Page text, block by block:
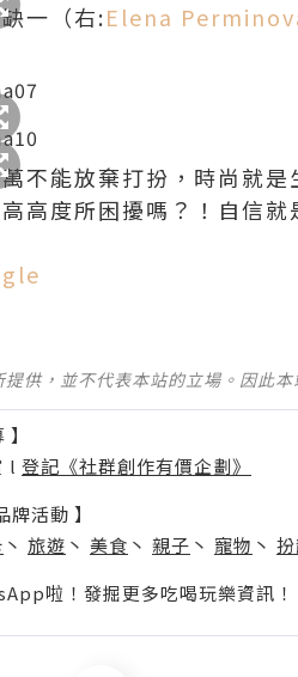
一（右:Elena
不能放棄打扮，時尚就是
高度所困擾嗎？！自信
供，並不代表本站的立場。因此
l 登記《社群創作有價企劃》
活動 】
丶 旅遊 丶 美食 丶 親子 丶 寵物 丶
啦！發掘更多吃喝玩樂資訊！